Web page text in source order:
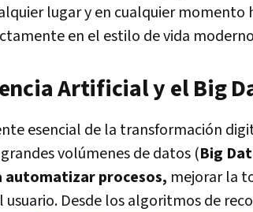
lugar y en cualquier momento
en el estilo de vida
Artificial y el Big
esencial de la transformación
volúmenes de datos (Big
automatizar procesos, mejorar la
usuario. Desde los algoritmos de